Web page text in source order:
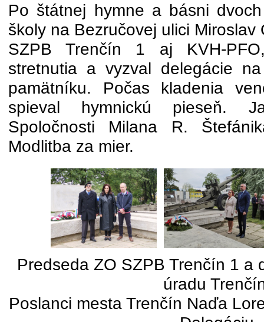
Po štátnej hymne a básni
školy na Bezručovej ulici
SZPB Trenčín 1 aj KVH-
stretnutia a vyzval delegácie
pamätníku. Počas kladenia
spieval hymnickú pieseň.
Spoločnosti Milana R.
Modlitba za mier.
Predseda ZO SZPB Trenčín 1 a
úradu
Poslanci mesta Trenčín Naďa